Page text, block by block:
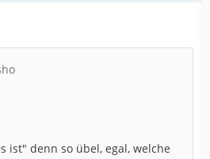
ist" denn so übel, egal, welche